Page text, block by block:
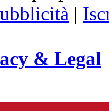
|
& Legal